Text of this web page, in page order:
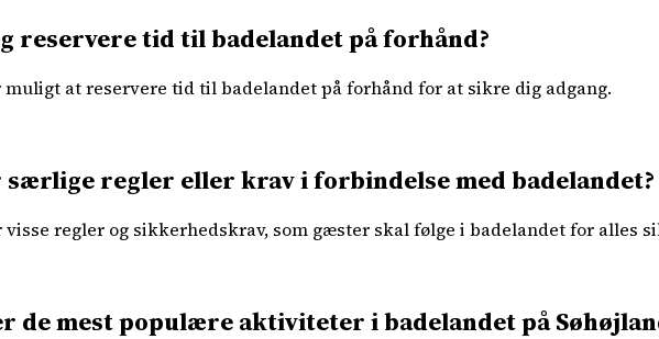
reservere tid til badelandet på forhånd?
muligt at reservere tid til badelandet på forhånd for at sikre dig adgang.
særlige regler eller krav i forbindelse med badelandet?
visse regler og sikkerhedskrav, som gæster skal følge i badelandet for alles
de mest populære aktiviteter i badelandet på